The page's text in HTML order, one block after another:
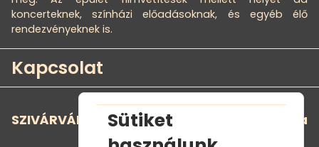
koncerteknek, színházi előadásoknak, és egyéb élő
rendezvényeknek is.
Kapcsolat
SZIVÁRVÁNY MOZI - Szivárvány Kultúrpalota
Sütiket